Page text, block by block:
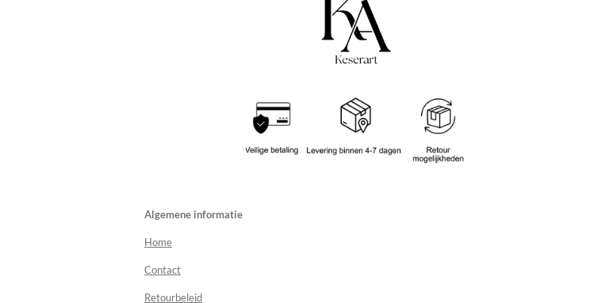
Algemene informatie
Home
Contact
Retourbeleid